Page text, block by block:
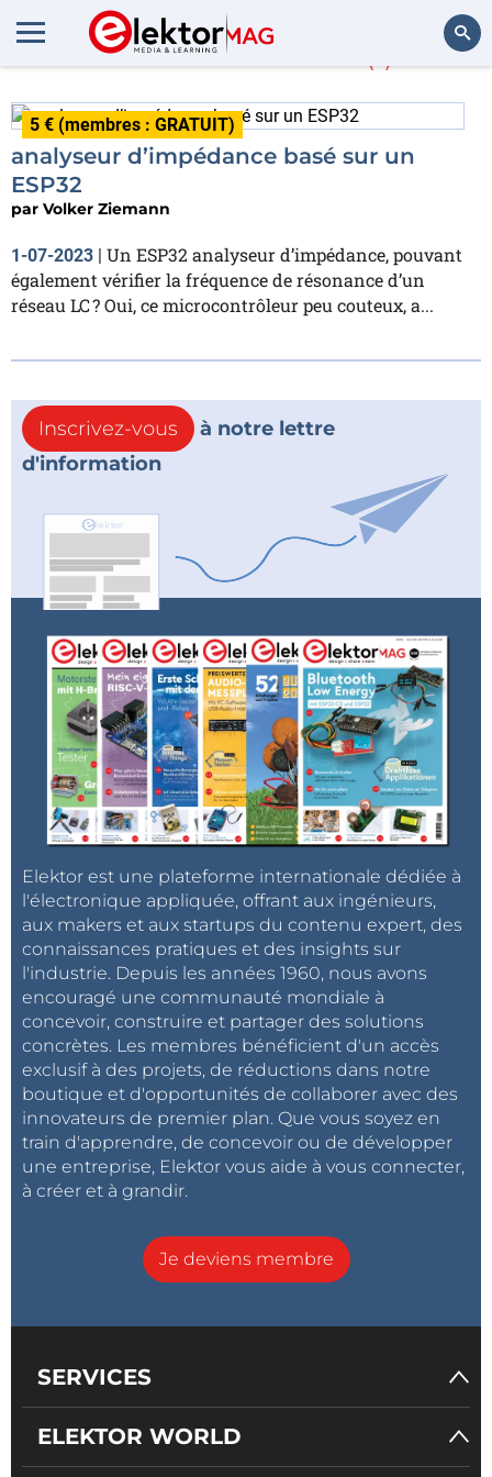
Volker Ziemann
5 € (membres : GRATUIT)
analyseur d’impédance basé sur un
ESP32
par Volker Ziemann
1-07-2023 | Un ESP32 analyseur d’impédance, pouvant
également vérifier la fréquence de résonance d’un
réseau LC ? Oui, ce microcontrôleur peu couteux, a...
Inscrivez-vous
à notre lettre
d'information
Elektor est une plateforme internationale dédiée à
l'électronique appliquée, offrant aux ingénieurs,
aux makers et aux startups du contenu expert, des
connaissances pratiques et des insights sur
l'industrie. Depuis les années 1960, nous avons
encouragé une communauté mondiale à
concevoir, construire et partager des solutions
concrètes. Les membres bénéficient d'un accès
exclusif à des projets, de réductions dans notre
boutique et d'opportunités de collaborer avec des
innovateurs de premier plan. Que vous soyez en
train d'apprendre, de concevoir ou de développer
une entreprise, Elektor vous aide à vous connecter,
à créer et à grandir.
Je deviens membre
SERVICES
ELEKTOR WORLD